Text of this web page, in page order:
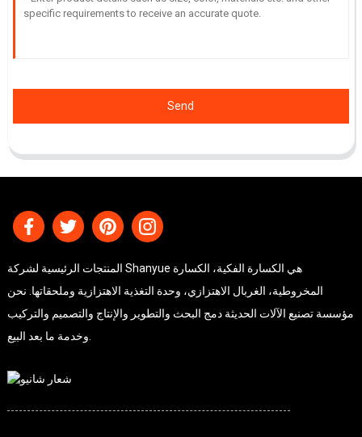
Send
المنتجات الرئيسية لشركة Shanyue هي الكسارة الفكية، الكسارة
المخروطية، الغربال الاهتزازي، وحدة التغذية الاهتزازية وملحقاتها. نحن
مؤسسة تصنيع الآلات الحديثة دمج البحث والتطوير والإنتاج والتصميم والتركيب